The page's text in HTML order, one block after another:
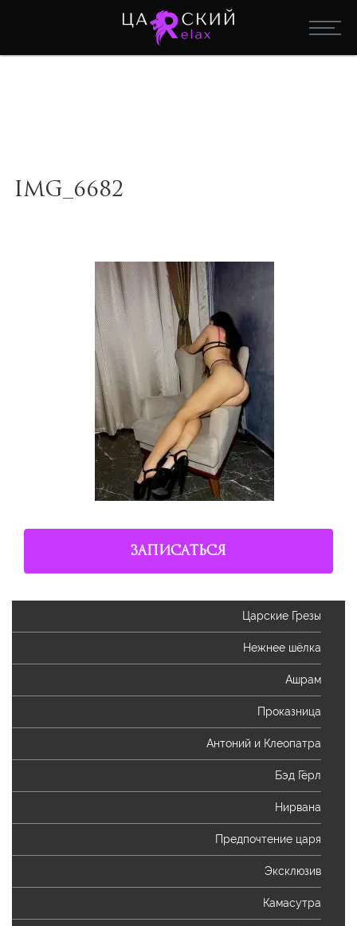
IMG_6682
ЗАПИСАТЬСЯ
Царские Грезы
Нежнее шёлка
Ашрам
Проказница
Антоний и Клеопатра
Бэд Гёрл
Нирвана
Предпочтение царя
Эксклюзив
Камасутра